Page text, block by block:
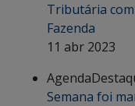
Tributária
Fazenda
11 abr 2023
Agenda
Semana foi